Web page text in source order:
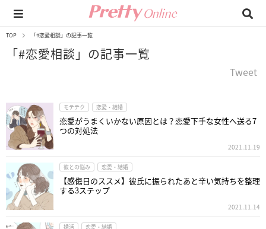
TOP 「#恋愛相談」の記事一覧
「#恋愛相談」の記事一覧
Tweet
モテテク 恋愛・結婚
恋愛がうまくいかない原因とは？恋愛下手な女性へ送る7
つの対処法
2021.11.19
彼との悩み 恋愛・結婚
【感傷日のススメ】彼氏に振られたあと辛い気持ちを整理
する3ステップ
2021.11.14
婚活 恋愛・結婚